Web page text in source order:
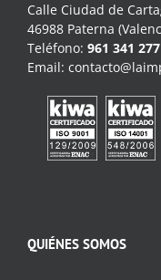
Calle Ciudad de
46988 Paterna
Teléfono: 961 341 277
Email:
QUIÉNES SOMOS